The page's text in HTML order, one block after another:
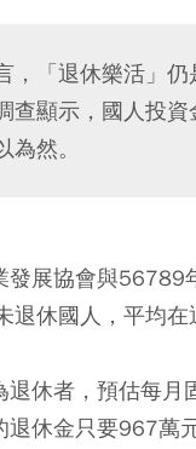
，「退休樂活」
查顯示，國人投
然。
發展協會與56789
休國人，平均在
退休者，預估每月
退休金只要967萬